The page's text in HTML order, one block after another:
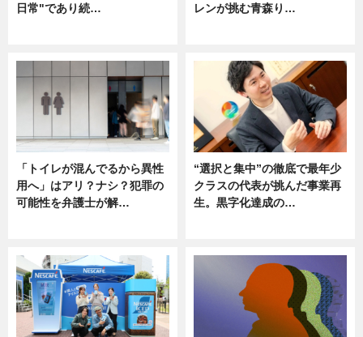
日常"であり続…
レンが挑む青森り…
「トイレが混んでるから異性
用へ」はアリ？ナシ？犯罪の
可能性を弁護士が解…
“選択と集中”の徹底で最年少
クラスの代表が挑んだ事業再
生。黒字化達成の…